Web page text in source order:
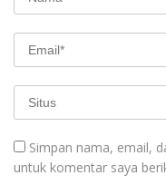
Simpan nama, email,
untuk komentar saya